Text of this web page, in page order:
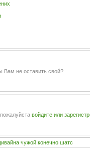
Вам не оставить свой?
войдите или
чужой конечно шатс